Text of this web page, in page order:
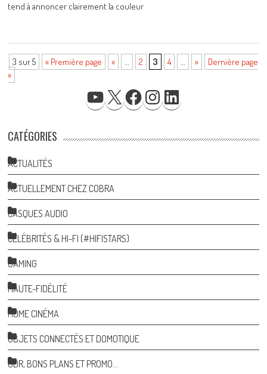
tend à annoncer clairement la couleur
3 sur 5 « Première page « … 2 3 4 … »
Dernière page
»
YOUTUBE FACEBOOKINSTAGRAM
CATÉGORIES
ACTUALITÉS
ACTUELLEMENT CHEZ COBRA
CASQUES AUDIO
CÉLÉBRITÉS & HI-FI (#HIFISTARS)
GAMING
HAUTE-FIDÉLITÉ
HOME CINÉMA
OBJETS CONNECTÉS ET DOMOTIQUE
ODR, BONS PLANS ET PROMO…